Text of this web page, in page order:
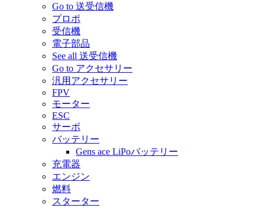
Go to 送受信機
プロポ
受信機
電子部品
See all 送受信機
Go to アクセサリー
汎用アクセサリー
FPV
モーター
ESC
サーボ
バッテリー
Gens ace LiPoバッテリー
充電器
エンジン
燃料
スターター